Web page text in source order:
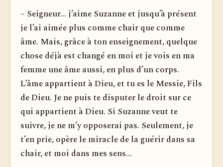
– Seigneur... j’aime Suzanne et jusqu’à présent
je l’ai aimée plus comme chair que comme
âme. Mais, grâce à ton enseignement, quelque
chose déjà est changé en moi et je vois en ma
femme une âme aussi, en plus d’un corps.
L’âme appartient à Dieu, et tu es le Messie, Fils
de Dieu. Je ne puis te disputer le droit sur ce
qui appartient à Dieu. Si Suzanne veut te
suivre, je ne m’y opposerai pas. Seulement, je
t’en prie, opère le miracle de la guérir dans sa
chair, et moi dans mes sens...